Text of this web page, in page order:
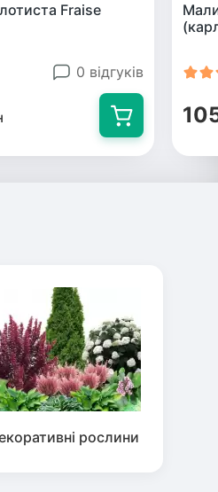
Fraise
0 відгуків
рослини